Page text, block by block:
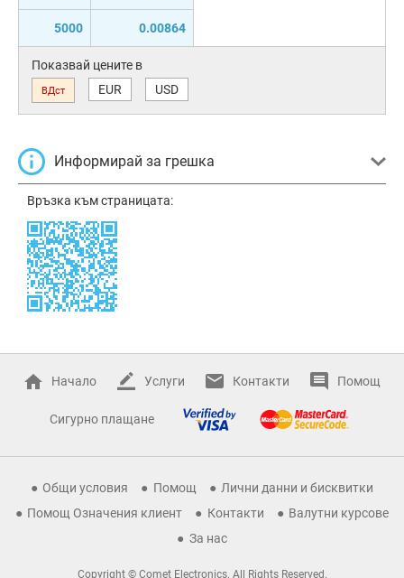
5000 0.00864
Показвай цените в
ВДст EUR USD
Информирай за грешка
Връзка към страницата:
Начало Услуги Контакти Помощ
Сигурно плащане
Общи условия Помощ
Лични данни и бисквитки
Помощ Означения клиент
Контакти
Валутни курсове
За нас
Copyright © Comet Electronics. All Rights Reserved.